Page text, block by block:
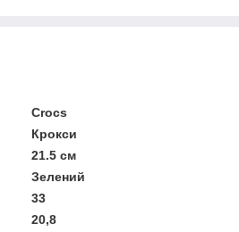
Crocs
Крокси
21.5 см
Зелений
33
20,8